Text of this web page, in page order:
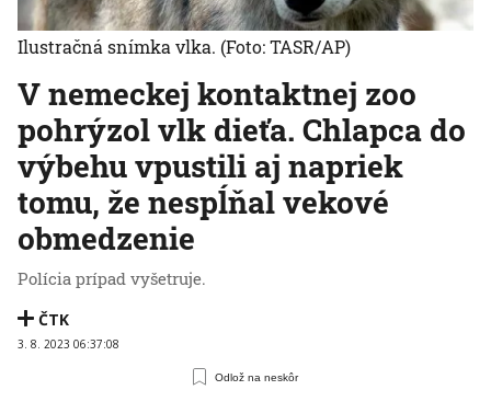
V nemeckej kontaktnej zoo
pohrýzol vlk dieťa. Chlapca do
výbehu vpustili aj napriek
tomu, že nespĺňal vekové
obmedzenie
Polícia prípad vyšetruje.
ČTK
3. 8. 2023 06:37:08
Odlož na neskôr
Ilustračná snímka vlka. (Foto: TASR/AP)